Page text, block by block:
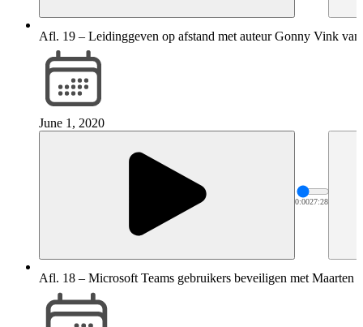
Afl. 19 – Leidinggeven op afstand met auteur Gonny Vink
June 1, 2020
0:0027:28
Afl. 18 – Microsoft Teams gebruikers beveiligen met Maarten